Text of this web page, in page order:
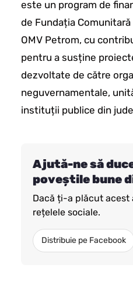
este un program de
de Fundația
OMV Petrom, cu
pentru a susține
dezvoltate de către
neguvernamentale,
instituții publice din
Ajută-ne să
poveștile bune
Dacă ți-a plăcut
rețelele sociale.
Distribuie pe Facebook